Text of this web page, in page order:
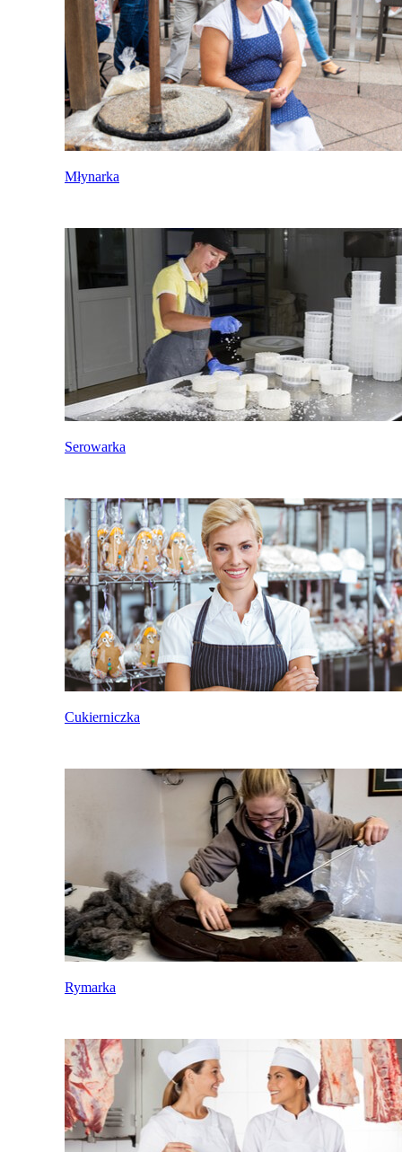
Młynarka
Serowarka
Cukierniczka
Rymarka